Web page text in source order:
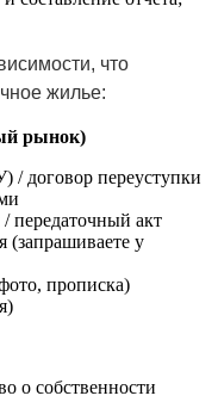
что
жилье:
рынок)
/ договор переуступки
передаточный акт
у
прописка)
о собственности